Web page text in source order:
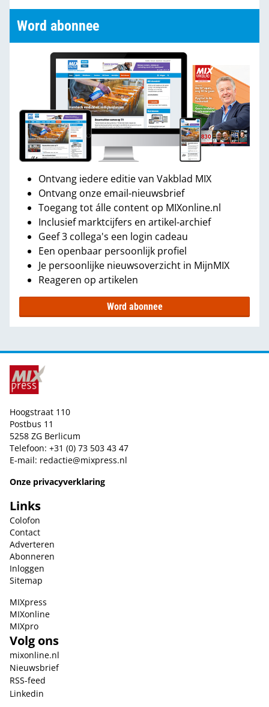
Word abonnee
Ontvang iedere editie van Vakblad MIX
Ontvang onze email-nieuwsbrief
Toegang tot álle content op MIXonline.nl
Inclusief marktcijfers en artikel-archief
Geef 3 collega's een login cadeau
Een openbaar persoonlijk profiel
Je persoonlijke nieuwsoverzicht in MijnMIX
Reageren op artikelen
Word abonnee
Hoogstraat 110
Postbus 11
5258 ZG Berlicum
Telefoon: +31 (0) 73 503 43 47
E-mail: redactie@mixpress.nl
Onze privacyverklaring
Links
Colofon
Contact
Adverteren
Abonneren
Inloggen
Sitemap
MIXpress
MIXonline
MIXpro
Volg ons
mixonline.nl
Nieuwsbrief
RSS-feed
Linkedin